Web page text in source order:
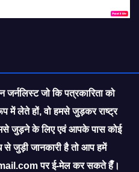
जो कि पत्रकारिता को
में लेते हों, वो हमसे जुड़कर राष्ट्र
जुड़ने के लिए एवं आपके पास कोई
से जुड़ी जानकारी है तो आप हमें
पर ई-मेल कर सकते हैँ।